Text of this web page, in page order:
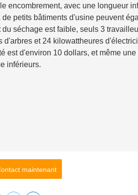
encombrement, avec une longueur
de petits bâtiments d'usine peuvent
du séchage est faible, seuls 3
d'arbres et 24 kilowattheures
est d'environ 10 dollars, et même
inférieurs.
maintenant